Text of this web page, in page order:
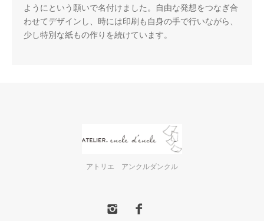
ようにという願いで名付けました。自由な発想をつなぎ合
わせてデザインし、時には印刷も自身の手で行いながら、
少し特別な紙もの作りを続けています。
アトリエ アンクルダンクル